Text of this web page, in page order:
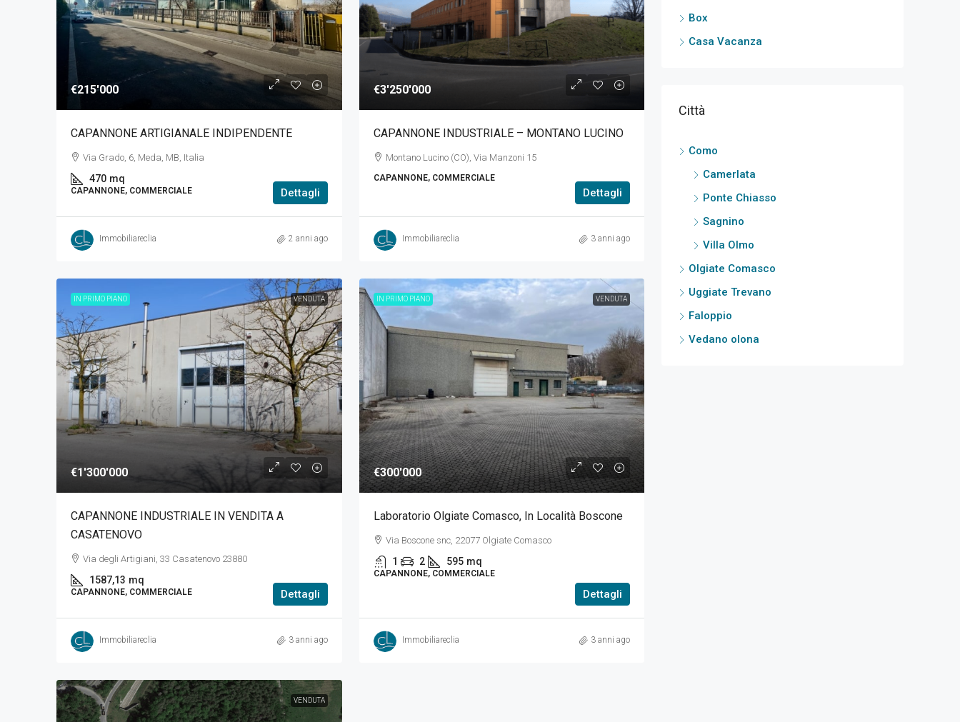
€215'000
CAPANNONE ARTIGIANALE INDIPENDENTE
Via Grado, 6, Meda, MB, Italia
470 mq
CAPANNONE, COMMERCIALE Dettagli
Immobiliareclia 2 anni ago
€3'250'000
CAPANNONE INDUSTRIALE – MONTANO LUCINO
Montano Lucino (CO), Via Manzoni 15
CAPANNONE, COMMERCIALE
Dettagli
Immobiliareclia 3 anni ago
IN PRIMO PIANO VENDUTA
€1'300'000
CAPANNONE INDUSTRIALE IN VENDITA A
CASATENOVO
Via degli Artigiani, 33 Casatenovo 23880
1587,13 mq
CAPANNONE, COMMERCIALE Dettagli
Immobiliareclia 3 anni ago
IN PRIMO PIANO VENDUTA
€300'000
Laboratorio Olgiate Comasco, In Località Boscone
Via Boscone snc, 22077 Olgiate Comasco
1 2 595 mq
CAPANNONE, COMMERCIALE
Dettagli
Immobiliareclia 3 anni ago
VENDUTA
Box
Casa Vacanza
Città
Como
Camerlata
Ponte Chiasso
Sagnino
Villa Olmo
Olgiate Comasco
Uggiate Trevano
Faloppio
Vedano olona